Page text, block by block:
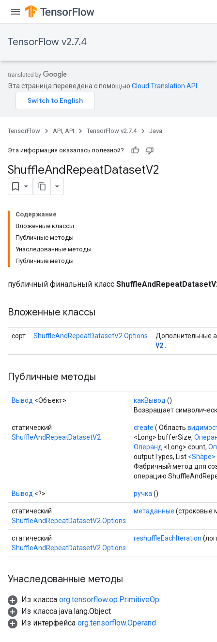
TensorFlow v2.7.4
Эта страница переведена с помощью Cloud Translation API
TensorFlow API, API TensorFlow v2.7.4 Java
Эта информация оказалась полезной?
ShuffleAndRepeatDatasetV2
Содержание
Вложенные классы
Публичные методы
Унаследованные методы
Публичные методы
публичный финальный класс
Вложенные классы
сорт ShuffleAndRepeatDatasetV2.Options Дополнительные
V2
Публичные методы
Вывод <Объект> какВывод ()
Возвращает
статический
ShuffleAndRepeatDatasetV2
create ( Область
<Long> bufferSize,
Операнд <Long> count,
outputTypes, List <Shape>
Фабричный метод для
операцию
Вывод <?> ручка ()
статический
ShuffleAndRepeatDatasetV2.Options
метаданные (строковые
статический
ShuffleAndRepeatDatasetV2.Options
reshuffleEachIteration
Унаследованные методы
Из класса org.tensorflow.op.PrimitiveOp
Из класса java.lang.Object
Из интерфейса org.tensorflow.Operand